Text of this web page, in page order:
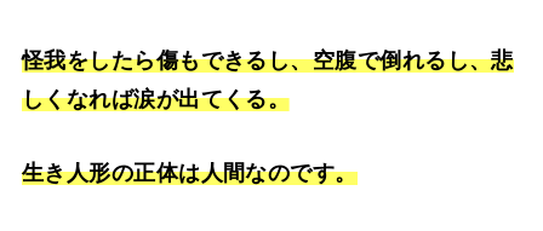
怪我をしたら傷もできるし、空腹で倒れるし、悲
しくなれば涙が出てくる。
生き人形の正体は人間なのです。